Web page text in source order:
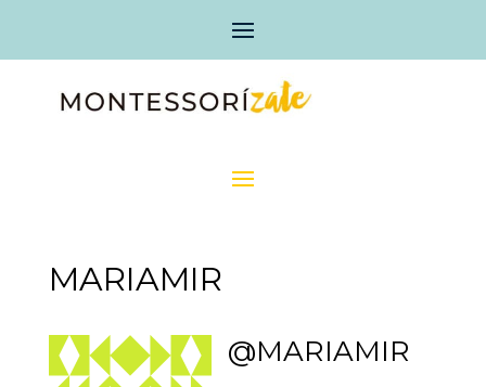
MARIAMIR
@MARIAMIR